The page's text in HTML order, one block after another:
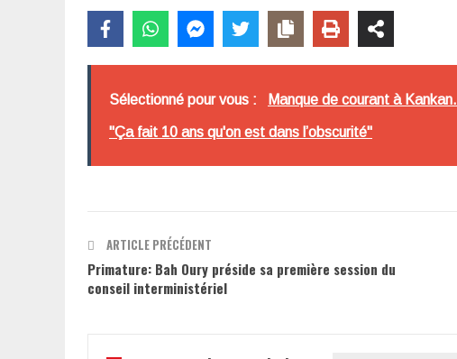
Sélectionné pour vous : Manque de courant à
"Ça fait 10 ans qu'on est dans l’obscurité"
ARTICLE PRÉCÉDENT
Primature: Bah Oury préside sa première session du
conseil interministériel